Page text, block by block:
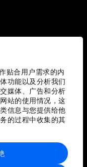
贴合用户需求的内
功能以及分析我们
媒体、广告和分析
站的使用情况，这
信息与您提供给他
的过程中收集的其